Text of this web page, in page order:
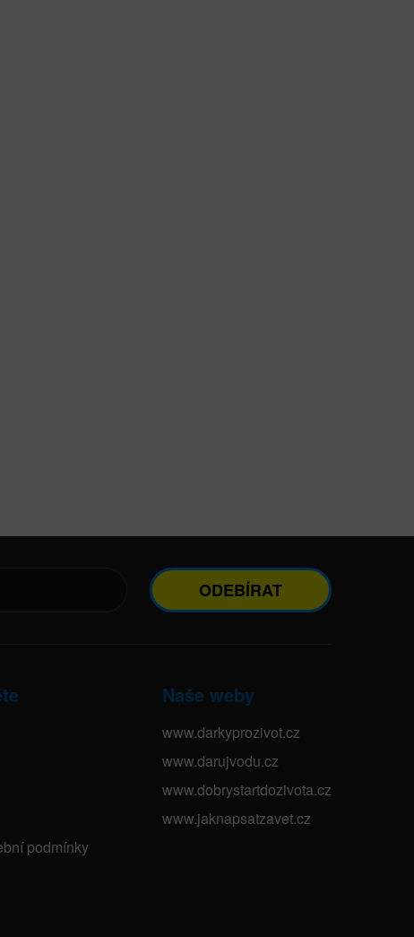
ODEBÍRAT
podmínky
Naše weby
www.darkyprozivot.cz
www.darujvodu.cz
www.dobrystartdozivota.cz
www.jaknapsatzavet.cz